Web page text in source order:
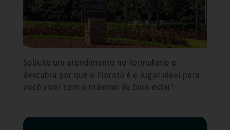
Solicite um atendimento no formulário e
descubra por que o Florata é o lugar ideal para
você viver com o máximo de bem-estar!